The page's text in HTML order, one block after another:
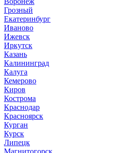
Грозный
Екатеринбург
Иваново
Ижевск
Иркутск
Казань
Калининград
Калуга
Кемерово
Киров
Кострома
Краснодар
Красноярск
Курган
Курск
Липецк
Магнитогорск